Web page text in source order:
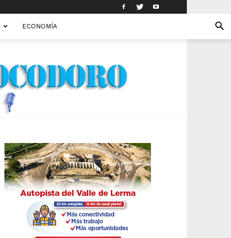
ECONOMÍA